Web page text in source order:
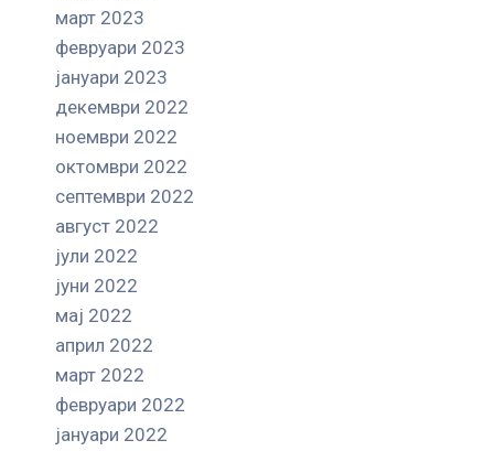
март 2023
февруари 2023
јануари 2023
декември 2022
ноември 2022
октомври 2022
септември 2022
август 2022
јули 2022
јуни 2022
мај 2022
април 2022
март 2022
февруари 2022
јануари 2022